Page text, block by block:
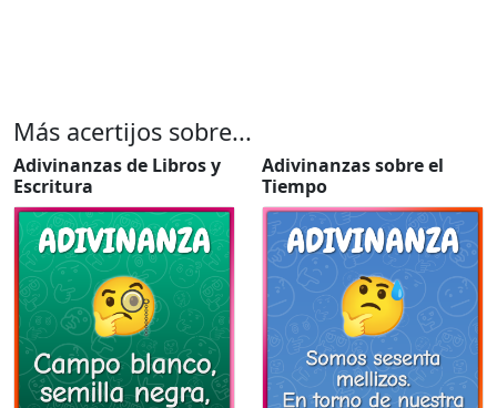
Más acertijos sobre...
Adivinanzas de Libros y
Escritura
Adivinanzas sobre el
Tiempo